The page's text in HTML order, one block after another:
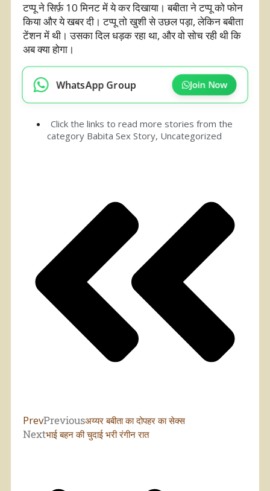
टप्पू ने सिर्फ़ 10 मिनट में ये कर दिखाया। बबीता ने टप्पू को फोन
किया और ये खबर दी। टप्पू तो खुशी से उछल पड़ा, लेकिन बबीता
टेंशन में थी। उसका दिल धड़क रहा था, और वो सोच रही थी कि
अब क्या होगा।
WhatsApp Group Join Now
Click the links to read more stories from the
category Babita Sex Story​, Uncategorized
PrevPreviousअय्यर बबीता का दोपहर का सेक्स
Nextभाई बहन की चुदाई भरी रंगीन रात